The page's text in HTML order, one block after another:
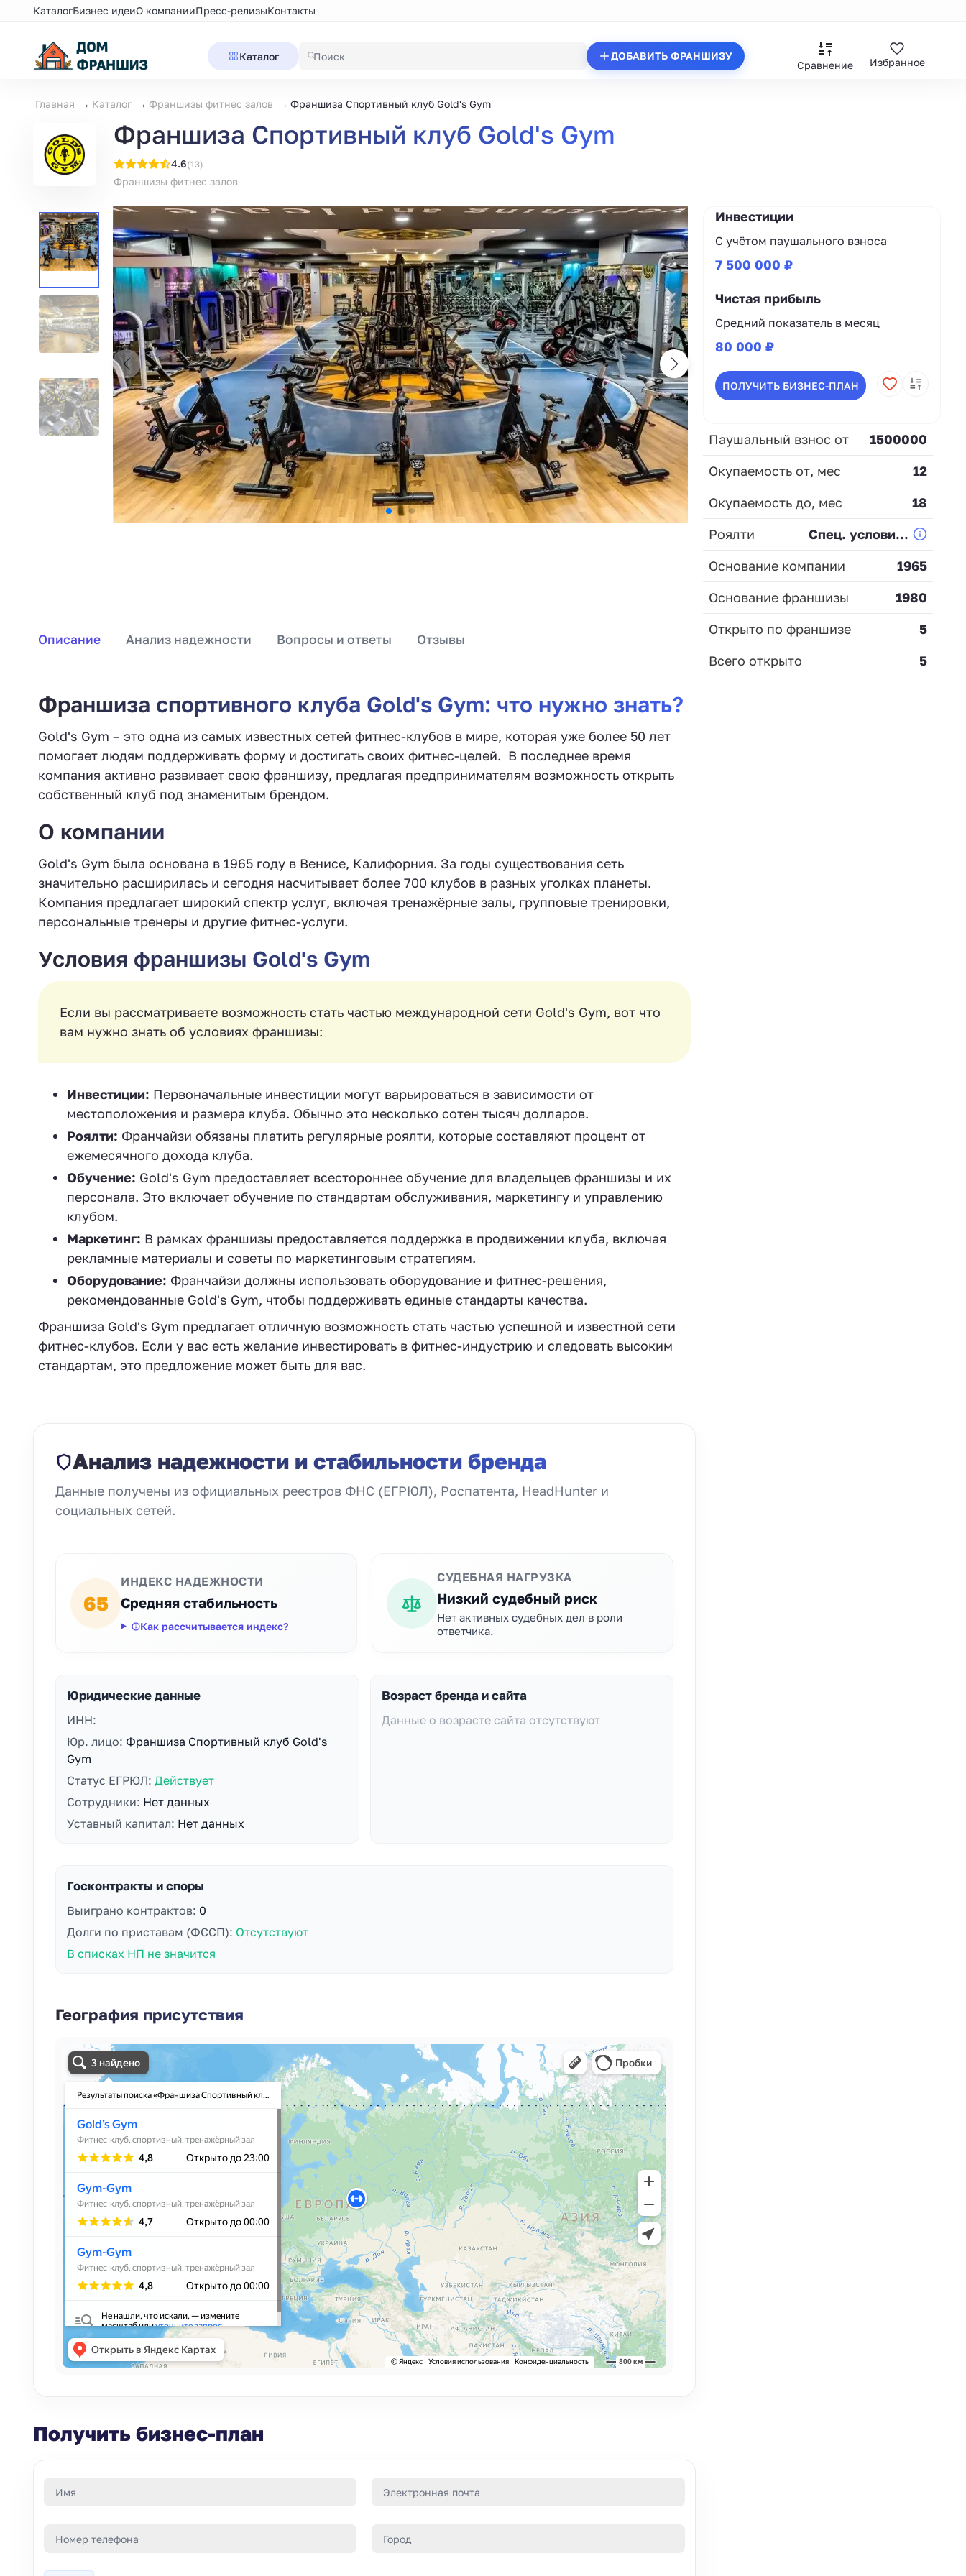
КаталогБизнес идеиО компанииПресс-релизыКонтакты
Каталог ДОБАВИТЬ ФРАНШИЗУ
Сравнение Избранное
Главная Каталог Франшизы фитнес залов Франшиза Спортивный клуб Gold's Gym
Франшиза Спортивный клуб Gold's Gym
4.6(13)
Франшизы фитнес залов
Описание Анализ надежности Вопросы и ответы Отзывы
Франшиза спортивного клуба Gold's Gym: что нужно знать?
Gold's Gym – это одна из самых известных сетей фитнес-клубов в мире, которая уже более 50 лет
помогает людям поддерживать форму и достигать своих фитнес-целей. ‍ В последнее время
компания активно развивает свою франшизу, предлагая предпринимателям возможность открыть
собственный клуб под знаменитым брендом.
О компании
Gold's Gym была основана в 1965 году в Венисе, Калифорния. За годы существования сеть
значительно расширилась и сегодня насчитывает более 700 клубов в разных уголках планеты.
Компания предлагает широкий спектр услуг, включая тренажёрные залы, групповые тренировки,
персональные тренеры и другие фитнес-услуги.
Условия франшизы Gold's Gym
Если вы рассматриваете возможность стать частью международной сети Gold's Gym, вот что
вам нужно знать об условиях франшизы:
Инвестиции: Первоначальные инвестиции могут варьироваться в зависимости от
местоположения и размера клуба. Обычно это несколько сотен тысяч долларов.
Роялти: Франчайзи обязаны платить регулярные роялти, которые составляют процент от
ежемесячного дохода клуба.
Обучение: Gold's Gym предоставляет всестороннее обучение для владельцев франшизы и их
персонала. Это включает обучение по стандартам обслуживания, маркетингу и управлению
клубом.
Маркетинг: В рамках франшизы предоставляется поддержка в продвижении клуба, включая
рекламные материалы и советы по маркетинговым стратегиям.
Оборудование: Франчайзи должны использовать оборудование и фитнес-решения,
рекомендованные Gold's Gym, чтобы поддерживать единые стандарты качества. ‍
Франшиза Gold's Gym предлагает отличную возможность стать частью успешной и известной сети
фитнес-клубов. Если у вас есть желание инвестировать в фитнес-индустрию и следовать высоким
стандартам, это предложение может быть для вас.
Анализ надежности и стабильности бренда
Данные получены из официальных реестров ФНС (ЕГРЮЛ), Роспатента, HeadHunter и
социальных сетей.
65
ИНДЕКС НАДЕЖНОСТИ
Средняя стабильность
Как рассчитывается индекс?
СУДЕБНАЯ НАГРУЗКА
Низкий судебный риск
Нет активных судебных дел в роли
ответчика.
Юридические данные
ИНН:
Юр. лицо: Франшиза Спортивный клуб Gold's
Gym
Статус ЕГРЮЛ: Действует
Сотрудники: Нет данных
Уставный капитал: Нет данных
Возраст бренда и сайта
Данные о возрасте сайта отсутствуют
Госконтракты и споры
Выиграно контрактов: 0
Долги по приставам (ФССП): Отсутствуют
В списках НП не значится
География присутствия
Получить бизнес-план
Инвестиции
С учётом паушального взноса
7 500 000 ₽
Чистая прибыль
Средний показатель в месяц
80 000 ₽
ПОЛУЧИТЬ БИЗНЕС-ПЛАН
Паушальный взнос от
1500000
Окупаемость от, мес
12
Окупаемость до, мес
18
Роялти
Спец. услови...
Основание компании
1965
Основание франшизы
1980
Открыто по франшизе
5
Всего открыто
5